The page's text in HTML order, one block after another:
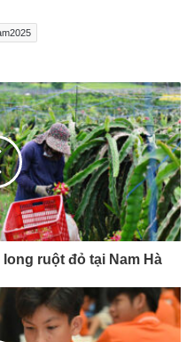
ruột đỏ tại Nam Hà